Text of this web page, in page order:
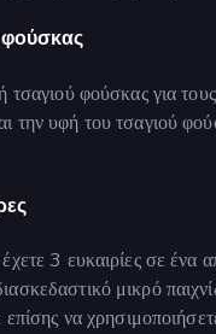
φούσκας
φούσκας για
υφή του τσαγιού
3 ευκαιρίες σε ένα
μικρό
να